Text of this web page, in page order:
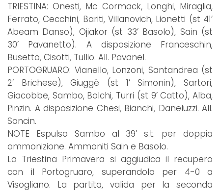
TRIESTINA: Onesti, Mc Cormack, Longhi, Miraglia,
Ferrato, Cecchini, Bariti, Villanovich, Lionetti (st 41’
Abeam Danso), Ojiakor (st 33’ Basolo), Sain (st
30’ Pavanetto). A disposizione Franceschin,
Busetto, Cisotti, Tullio. All. Pavanel.
PORTOGRUARO: Vianello, Lonzoni, Santandrea (st
2’ Brichese), Giuggè (st 1’ Simonin), Sartori,
Giacobbe, Sambo, Bolchi, Turri (st 9’ Catto), Alba,
Pinzin. A disposizione Chesi, Bianchi, Daneluzzi. All.
Soncin.
NOTE Espulso Sambo al 39’ s.t. per doppia
ammonizione. Ammoniti Sain e Basolo.
La Triestina Primavera si aggiudica il recupero
con il Portogruaro, superandolo per 4-0 a
Visogliano. La partita, valida per la seconda